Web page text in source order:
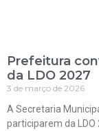
Prefeitura
da LDO 2027
3 de março de 2026
A Secretaria
participarem da